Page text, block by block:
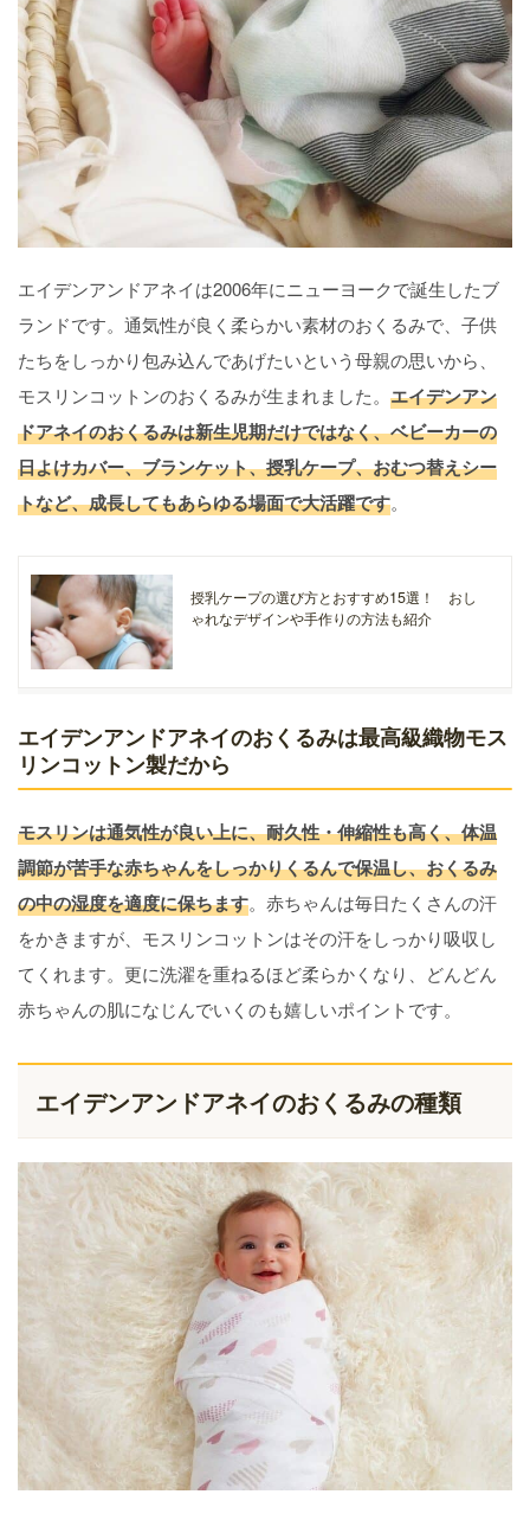
エイデンアンドアネイは2006年にニューヨークで誕生したブ
ランドです。通気性が良く柔らかい素材のおくるみで、子供
たちをしっかり包み込んであげたいという母親の思いから、
モスリンコットンのおくるみが生まれました。 エイデンアン
ドアネイのおくるみは新生児期だけではなく、ベビーカーの
日よけカバー、ブランケット、授乳ケープ、おむつ替えシー
トなど、成長してもあらゆる場面で大活躍です。
授乳ケープの選び方とおすすめ15選！ おし
ゃれなデザインや手作りの方法も紹介
エイデンアンドアネイのおくるみは最高級織物モス
リンコットン製だから
モスリンは通気性が良い上に、耐久性・伸縮性も高く、体温
調節が苦手な赤ちゃんをしっかりくるんで保温し、おくるみ
の中の湿度を適度に保ちます。赤ちゃんは毎日たくさんの汗
をかきますが、モスリンコットンはその汗をしっかり吸収し
てくれます。更に洗濯を重ねるほど柔らかくなり、どんどん
赤ちゃんの肌になじんでいくのも嬉しいポイントです。
エイデンアンドアネイのおくるみの種類